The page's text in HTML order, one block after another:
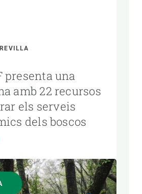
presenta una
amb 22 recursos
els serveis
dels boscos